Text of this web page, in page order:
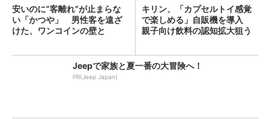
安いのに“客離れ”が止まらな
い「かつや」 男性客を遠ざ
けた、ワンコインの壁と
キリン、「カプセルトイ感覚
で楽しめる」自販機を導入
親子向け飲料の認知拡大狙う
Jeepで家族と夏一番の大冒険へ！
PR(Jeep Japan)